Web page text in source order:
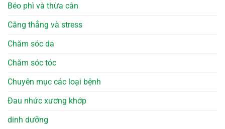
Béo phì và thừa cân
Căng thẳng và stress
Chăm sóc da
Chăm sóc tóc
Chuyên mục các loại bệnh
Đau nhức xương khớp
dinh dưỡng